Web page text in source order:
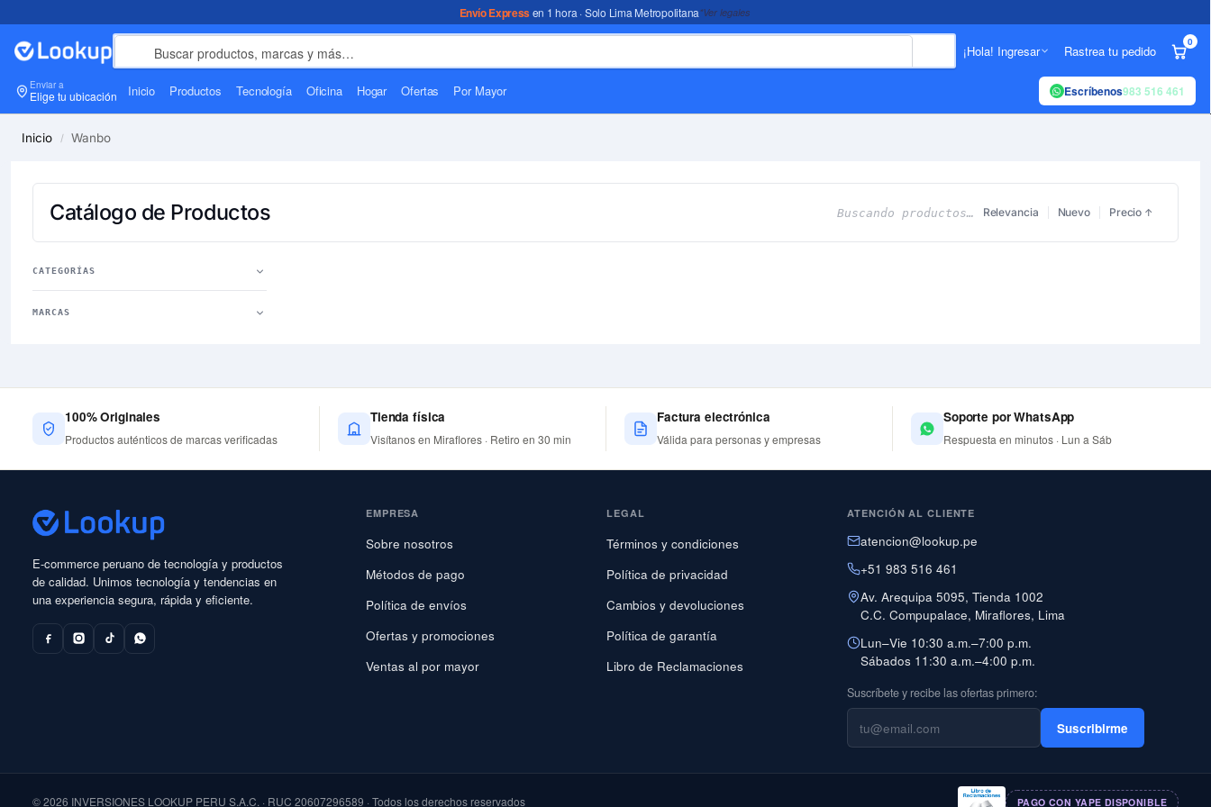
Envío Expressen 1 hora · Solo Lima Metropolitana*Ver legales
¡Hola! Ingresar Rastrea tu pedido
0
Enviar a
Elige tu ubicación Inicio Productos Tecnología Oficina Hogar Ofertas Por Mayor Escríbenos983 516 461
Inicio / Wanbo
Catálogo de Productos Buscando productos… Relevancia Nuevo Precio ↑
CATEGORÍAS
MARCAS
100% Originales
Productos auténticos de marcas verificadas
Tienda física
Visítanos en Miraflores · Retiro en 30 min
Factura electrónica
Válida para personas y empresas
Soporte por WhatsApp
Respuesta en minutos · Lun a Sáb
E-commerce peruano de tecnología y productos
de calidad. Unimos tecnología y tendencias en
una experiencia segura, rápida y eficiente.
EMPRESA
Sobre nosotros
Métodos de pago
Política de envíos
Ofertas y promociones
Ventas al por mayor
LEGAL
Términos y condiciones
Política de privacidad
Cambios y devoluciones
Política de garantía
Libro de Reclamaciones
ATENCIÓN AL CLIENTE
atencion@lookup.pe
+51 983 516 461
Av. Arequipa 5095, Tienda 1002
C.C. Compupalace, Miraflores, Lima
Lun–Vie 10:30 a.m.–7:00 p.m.
Sábados 11:30 a.m.–4:00 p.m.
Suscríbete y recibe las ofertas primero:
Suscribirme
© 2026 INVERSIONES LOOKUP PERU S.A.C. · RUC 20607296589 · Todos los derechos reservados PAGO CON YAPE DISPONIBLE